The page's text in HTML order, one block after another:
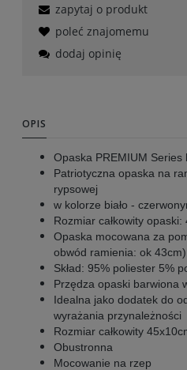
zapytaj o produkt
poleć znajomemu
dodaj opinię
OPIS
Opaska PREMIUM Series
Patriotyczna opaska na
rypsowej
w kolorze biało -
Rozmiar całkowity opaski:
Opaska mocowana za
obwód ramienia: ok 43cm)
Skład: 95% poliester 5%
Przędza opaski barwiona
Idealna jako dodatek do
wyrażania przynależności
Rozmiar całkowity
Obustronna
Mocowanie na rzep